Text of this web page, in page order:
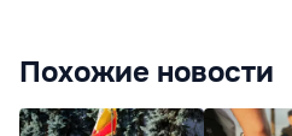
Похожие новости